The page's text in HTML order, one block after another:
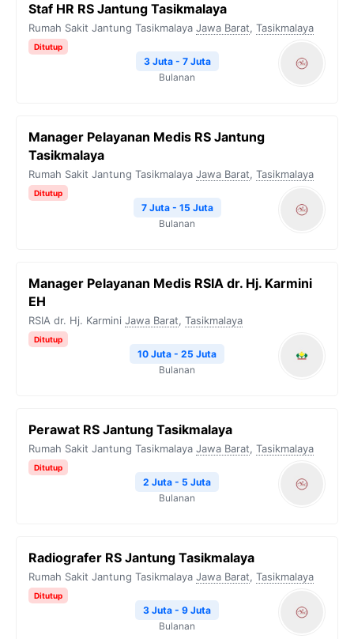
Staf HR RS Jantung Tasikmalaya
Rumah Sakit Jantung Tasikmalaya Jawa Barat, Tasikmalaya
Ditutup
3 Juta - 7 Juta
Bulanan
Manager Pelayanan Medis RS Jantung
Tasikmalaya
Rumah Sakit Jantung Tasikmalaya Jawa Barat, Tasikmalaya
Ditutup
7 Juta - 15 Juta
Bulanan
Manager Pelayanan Medis RSIA dr. Hj. Karmini
EH
RSIA dr. Hj. Karmini Jawa Barat, Tasikmalaya
Ditutup
10 Juta - 25 Juta
Bulanan
Perawat RS Jantung Tasikmalaya
Rumah Sakit Jantung Tasikmalaya Jawa Barat, Tasikmalaya
Ditutup
2 Juta - 5 Juta
Bulanan
Radiografer RS Jantung Tasikmalaya
Rumah Sakit Jantung Tasikmalaya Jawa Barat, Tasikmalaya
Ditutup
3 Juta - 9 Juta
Bulanan